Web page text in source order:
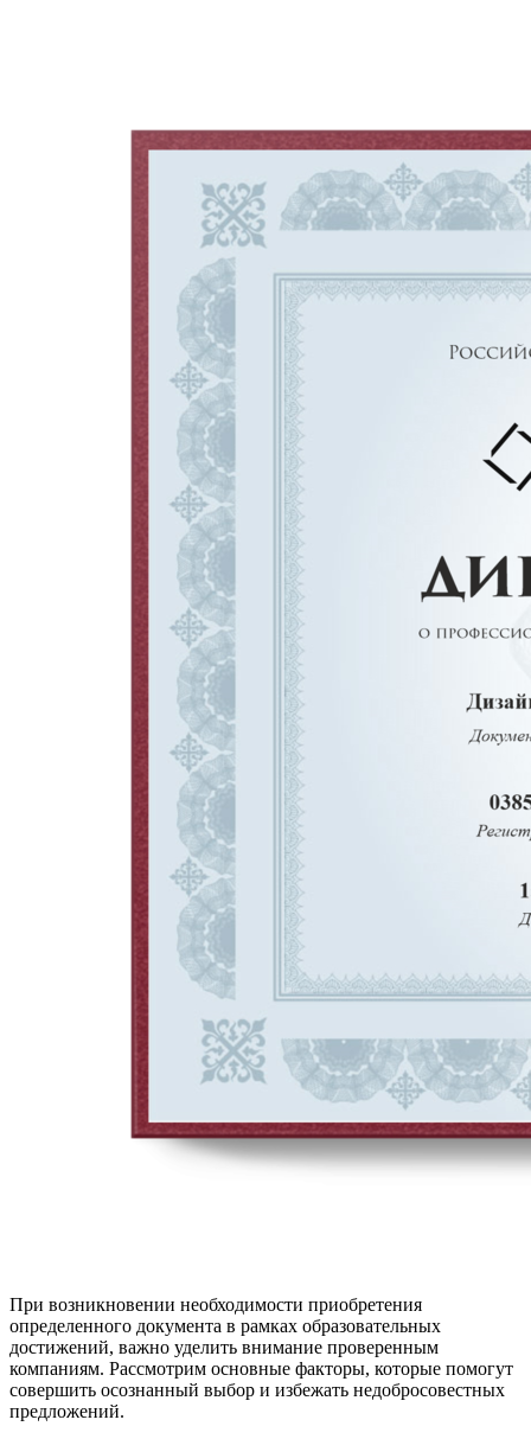
При возникновении необходимости приобретения
определенного документа в рамках образовательных
достижений, важно уделить внимание проверенным
компаниям. Рассмотрим основные факторы, которые помогут
совершить осознанный выбор и избежать недобросовестных
предложений.